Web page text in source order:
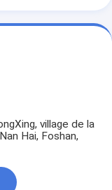
village de la
Hai, Foshan,